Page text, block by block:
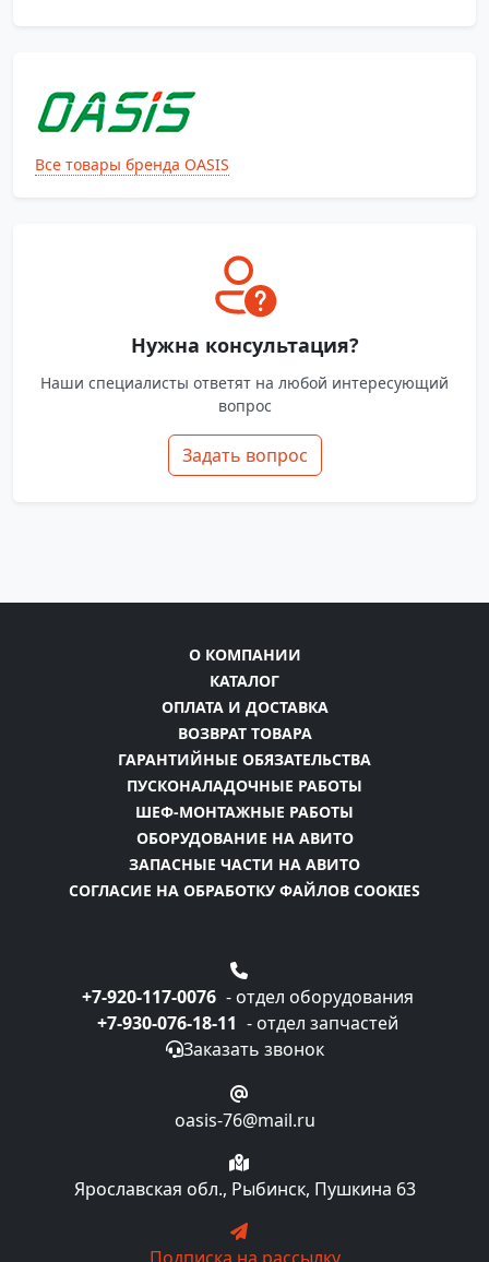
Все товары бренда OASIS
Нужна консультация?
Наши специалисты ответят на любой интересующий
вопрос
Задать вопрос
О КОМПАНИИ
КАТАЛОГ
ОПЛАТА И ДОСТАВКА
ВОЗВРАТ ТОВАРА
ГАРАНТИЙНЫЕ ОБЯЗАТЕЛЬСТВА
ПУСКОНАЛАДОЧНЫЕ РАБОТЫ
ШЕФ-МОНТАЖНЫЕ РАБОТЫ
ОБОРУДОВАНИЕ НА АВИТО
ЗАПАСНЫЕ ЧАСТИ НА АВИТО
СОГЛАСИЕ НА ОБРАБОТКУ ФАЙЛОВ COOKIES
+7-920-117-0076 - отдел оборудования
+7-930-076-18-11 - отдел запчастей
Заказать звонок
oasis-76@mail.ru
Ярославская обл., Рыбинск, Пушкина 63